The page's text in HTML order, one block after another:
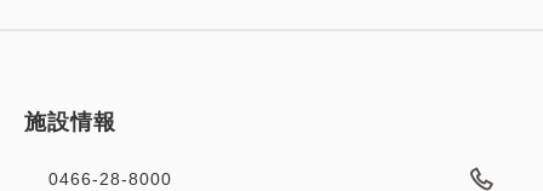
施設情報
0466-28-8000